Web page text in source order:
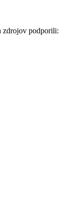
zdrojov podporili: